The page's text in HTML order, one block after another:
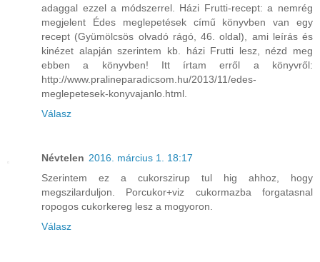
adaggal ezzel a módszerrel. Házi Frutti-recept: a nemrég
megjelent Édes meglepetések című könyvben van egy
recept (Gyümölcsös olvadó rágó, 46. oldal), ami leírás és
kinézet alapján szerintem kb. házi Frutti lesz, nézd meg
ebben a könyvben! Itt írtam erről a könyvről:
http://www.pralineparadicsom.hu/2013/11/edes-
meglepetesek-konyvajanlo.html.
Válasz
Névtelen 2016. március 1. 18:17
Szerintem ez a cukorszirup tul hig ahhoz, hogy
megszilarduljon. Porcukor+viz cukormazba forgatasnal
ropogos cukorkereg lesz a mogyoron.
Válasz